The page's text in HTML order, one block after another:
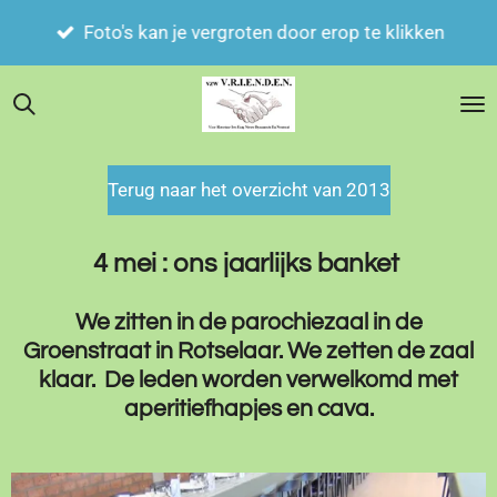
de
trefwoord in.
Terug naar het overzicht van 2013
4 mei : ons jaarlijks banket
We zitten in de parochiezaal in de
Groenstraat in Rotselaar. We zetten de zaal
klaar. De leden worden verwelkomd met
aperitiefhapjes en cava.